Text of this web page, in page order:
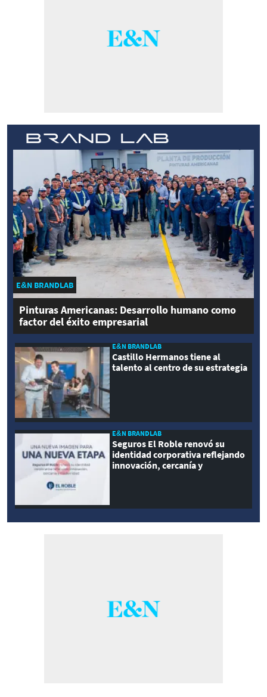
E&N BRANDLAB
Pinturas Americanas: Desarrollo humano como
factor del éxito empresarial
E&N BRANDLAB
Castillo Hermanos tiene al
talento al centro de su estrategia
E&N BRANDLAB
Seguros El Roble renovó su
identidad corporativa reflejando
innovación, cercanía y